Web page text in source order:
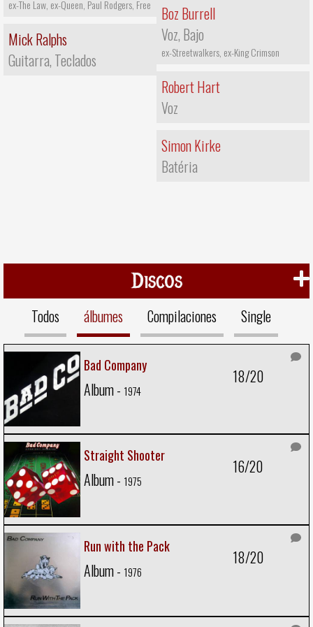
ex-The Law, ex-Queen, Paul Rodgers, Free
Mick Ralphs
Guitarra, Teclados
Boz Burrell
Voz, Bajo
ex-Streetwalkers, ex-King Crimson
Robert Hart
Voz
Simon Kirke
Batéria
Discos
Todos álbumes Compilaciones Single
Bad Company
Album - 1974
18/20
Straight Shooter
Album - 1975
16/20
Run with the Pack
Album - 1976
18/20